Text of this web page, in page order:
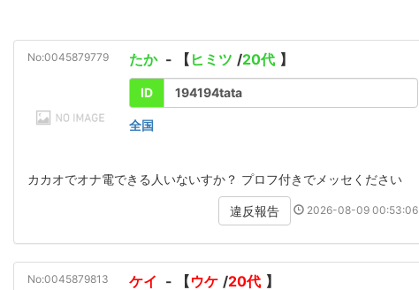
No:0045879779 たか - 【 ヒミツ /20代 】
ID 194194tata
全国
カカオでオナ電できる人いないすか？ プロフ付きでメッセください
違反報告 2026-08-09 00:53:06
No:0045879813 ケイ - 【ウケ /20代 】